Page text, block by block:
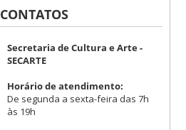
CONTATOS
Secretaria de Cultura e Arte -
SECARTE
Horário de atendimento:
De segunda a sexta-feira das 7h
às 19h